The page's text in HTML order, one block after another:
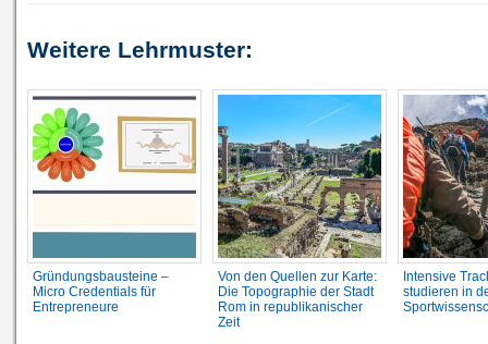
Weitere Lehrmuster:
Gründungsbausteine –
Micro Credentials für
Entrepreneure
Von den Quellen zur Karte:
Die Topographie der Stadt
Rom in republikanischer
Zeit
Intensive
studieren in